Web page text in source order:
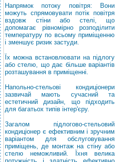
Напрямок потоку повітря: Вони
можуть спрямовувати потік повітря
вздовж стіни або стелі, що
допомагає рівномірно розподілити
температуру по всьому приміщенню
і зменшує ризик застуди.
Їх можна встановлювати на підлогу
або стелю, що дає більше варіантів
розташування в приміщенні.
Напольно-стельові кондиціонери
зазвичай мають сучасний та
естетичний дизайн, що підходить
для багатьох типів інтер'єру.
Загалом підлогово-стельовий
кондиціонер є ефективним і зручним
варіантом для обслуговування
приміщень, де монтаж на стіну або
стелю неможливий. Їхня велика